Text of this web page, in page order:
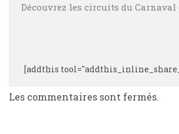
Découvrez les circuits du Carnaval
[addthis
Les commentaires sont fermés.